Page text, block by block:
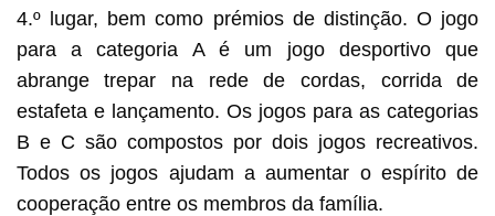
4.º lugar, bem como prémios de distinção. O jogo
para a categoria A é um jogo desportivo que
abrange trepar na rede de cordas, corrida de
estafeta e lançamento. Os jogos para as categorias
B e C são compostos por dois jogos recreativos.
Todos os jogos ajudam a aumentar o espírito de
cooperação entre os membros da família.